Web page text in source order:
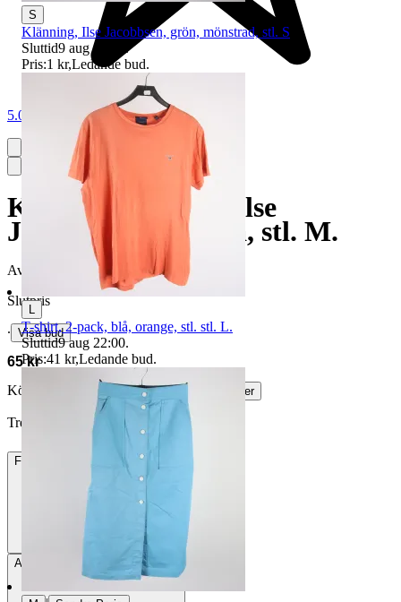
5.0
Klänning, 2-pack, Ilse
Jacobsen, svart, blå, stl. M.
Avslutad
24 maj 19:01
Slutpris
∙ Visa bud
65 kr
Köparskydd är valfritt hos företag.
Läs mer
Treansikte vann auktionen
Frakt 85 kr DSV
Avhämtning Stockholm, Sverige
S
Klänning, Ilse Jacobbsen, grön, mönstrad, stl. S
Sluttid9 aug 19:16
.
Pris:1 kr,Ledande bud.
T-shirt, 2-pack, blå, orange, stl. stl. L.
Sluttid9 aug 22:00.
Pris:41 kr,Ledande bud.